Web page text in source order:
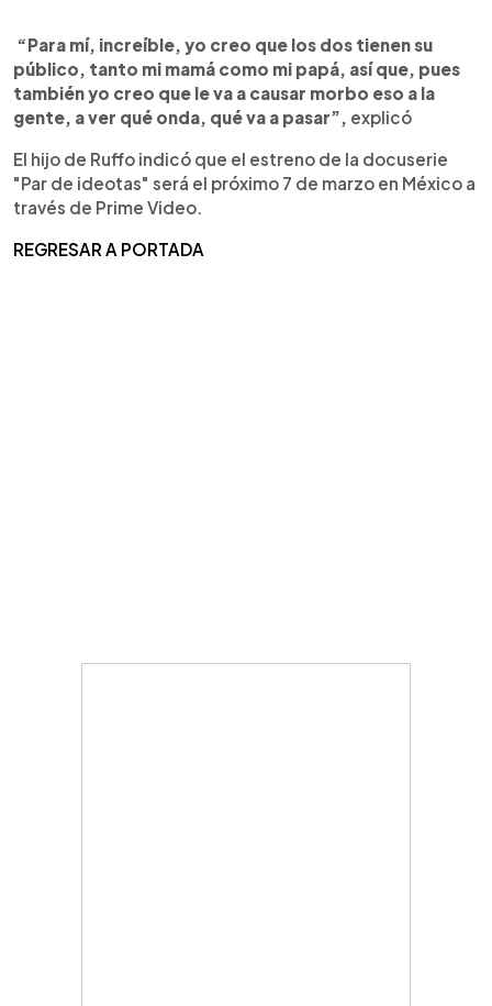
“Para mí, increíble, yo creo que los dos tienen su
público, tanto mi mamá como mi papá, así que, pues
también yo creo que le va a causar morbo eso a la
gente, a ver qué onda, qué va a pasar”, explicó
El hijo de Ruffo indicó que el estreno de la docuserie
"Par de ideotas" será el próximo 7 de marzo en México a
través de Prime Video.
REGRESAR A PORTADA